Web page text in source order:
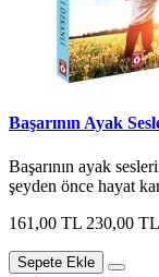
Başarının Ayak
Başarının ayak
şeyden önce hayat
161,00 TL 230,00 TL
Sepete Ekle